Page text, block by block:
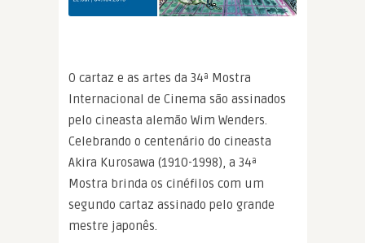
O cartaz e as artes da 34ª Mostra
Internacional de Cinema são assinados
pelo cineasta alemão Wim Wenders.
Celebrando o centenário do cineasta
Akira Kurosawa (1910-1998), a 34ª
Mostra brinda os cinéfilos com um
segundo cartaz assinado pelo grande
mestre japonês.